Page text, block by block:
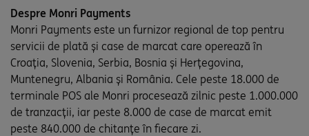
Despre Monri Payments
Monri Payments este un furnizor regional de top pentru
servicii de plată și case de marcat care operează în
Croația, Slovenia, Serbia, Bosnia și Herțegovina,
Muntenegru, Albania și România. Cele peste 18.000 de
terminale POS ale Monri procesează zilnic peste 1.000.000
de tranzacții, iar peste 8.000 de case de marcat emit
peste 840.000 de chitanțe în fiecare zi.